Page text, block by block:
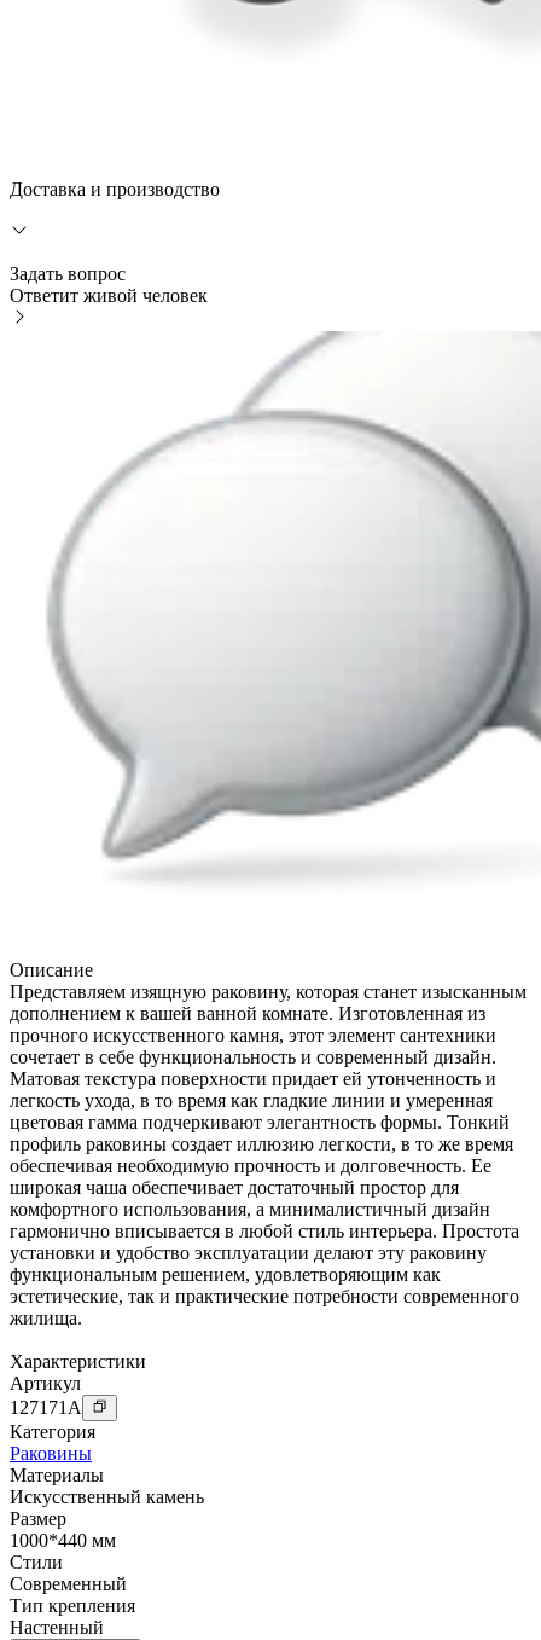
Доставка и производство
Задать вопрос
Ответит живой человек
Описание
Представляем изящную раковину, которая станет изысканным
дополнением к вашей ванной комнате. Изготовленная из
прочного искусственного камня, этот элемент сантехники
сочетает в себе функциональность и современный дизайн.
Матовая текстура поверхности придает ей утонченность и
легкость ухода, в то время как гладкие линии и умеренная
цветовая гамма подчеркивают элегантность формы. Тонкий
профиль раковины создает иллюзию легкости, в то же время
обеспечивая необходимую прочность и долговечность. Ее
широкая чаша обеспечивает достаточный простор для
комфортного использования, а минималистичный дизайн
гармонично вписывается в любой стиль интерьера. Простота
установки и удобство эксплуатации делают эту раковину
функциональным решением, удовлетворяющим как
эстетические, так и практические потребности современного
жилища.
Характеристики
Артикул
127171 A
Категория
Раковины
Материалы
Искусственный камень
Размер
1000*440 мм
Стили
Современный
Тип крепления
Настенный